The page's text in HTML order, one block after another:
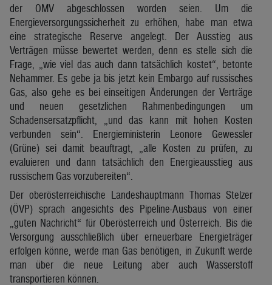
der OMV abgeschlossen worden seien. Um die
Energieversorgungssicherheit zu erhöhen, habe man etwa
eine strategische Reserve angelegt. Der Ausstieg aus
Verträgen müsse bewertet werden, denn es stelle sich die
Frage, „wie viel das auch dann tatsächlich kostet“, betonte
Nehammer. Es gebe ja bis jetzt kein Embargo auf russisches
Gas, also gehe es bei einseitigen Änderungen der Verträge
und neuen gesetzlichen Rahmenbedingungen um
Schadensersatzpflicht, „und das kann mit hohen Kosten
verbunden sein“. Energieministerin Leonore Gewessler
(Grüne) sei damit beauftragt, „alle Kosten zu prüfen, zu
evaluieren und dann tatsächlich den Energieausstieg aus
russischem Gas vorzubereiten“.
Der oberösterreichische Landeshauptmann Thomas Stelzer
(ÖVP) sprach angesichts des Pipeline-Ausbaus von einer
„guten Nachricht“ für Oberösterreich und Österreich. Bis die
Versorgung ausschließlich über erneuerbare Energieträger
erfolgen könne, werde man Gas benötigen, in Zukunft werde
man über die neue Leitung aber auch Wasserstoff
transportieren können.